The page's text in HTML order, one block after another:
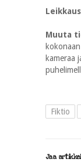
Muuta
kameraa
Fiktio
Jaa